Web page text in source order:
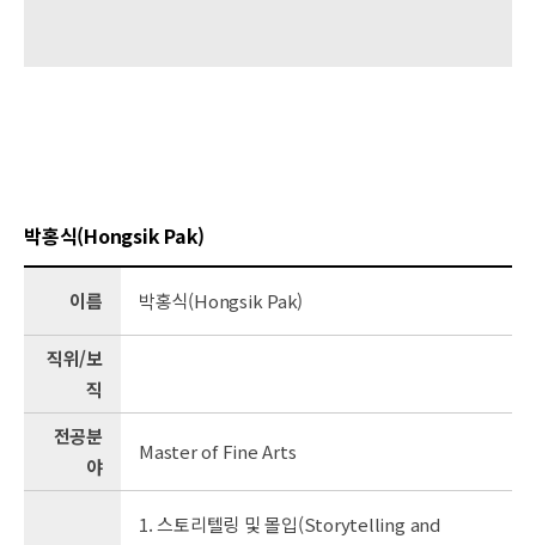
박홍식(Hongsik Pak)
이름 박홍식(Hongsik Pak)
직위/보
직
전공분
야
Master of Fine Arts
1. 스토리텔링 및 몰입(Storytelling and